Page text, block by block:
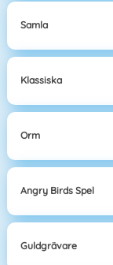
Samla
Klassiska
Orm
Angry Birds Spel
Guldgrävare